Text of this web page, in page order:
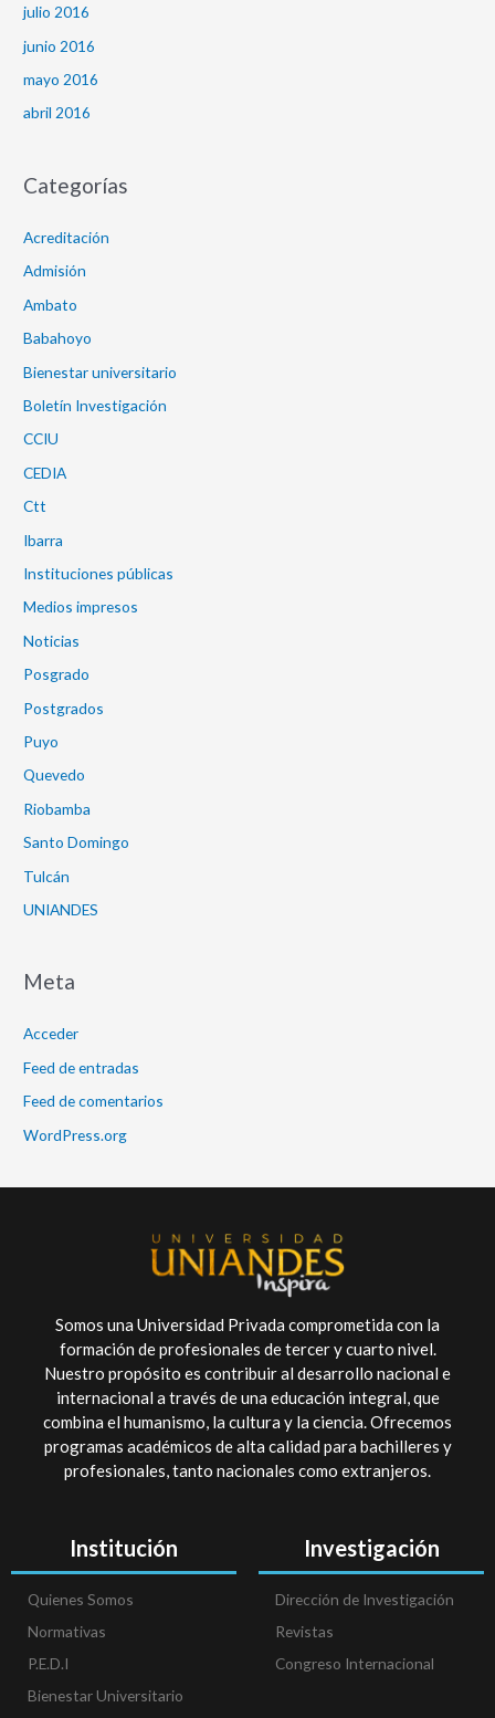
julio 2016
junio 2016
mayo 2016
abril 2016
Categorías
Acreditación
Admisión
Ambato
Babahoyo
Bienestar universitario
Boletín Investigación
CCIU
CEDIA
Ctt
Ibarra
Instituciones públicas
Medios impresos
Noticias
Posgrado
Postgrados
Puyo
Quevedo
Riobamba
Santo Domingo
Tulcán
UNIANDES
Meta
Acceder
Feed de entradas
Feed de comentarios
WordPress.org
Somos una Universidad Privada comprometida con la
formación de profesionales de tercer y cuarto nivel.
Nuestro propósito es contribuir al desarrollo nacional e
internacional a través de una educación integral, que
combina el humanismo, la cultura y la ciencia. Ofrecemos
programas académicos de alta calidad para bachilleres y
profesionales, tanto nacionales como extranjeros.
Institución
Quienes Somos
Normativas
P.E.D.I
Bienestar Universitario
Investigación
Dirección de Investigación
Revistas
Congreso Internacional